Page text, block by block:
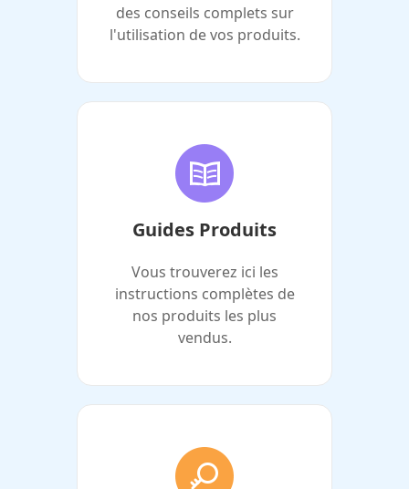
des conseils complets sur
l'utilisation de vos produits.
Guides Produits
Vous trouverez ici les
instructions complètes de
nos produits les plus
vendus.